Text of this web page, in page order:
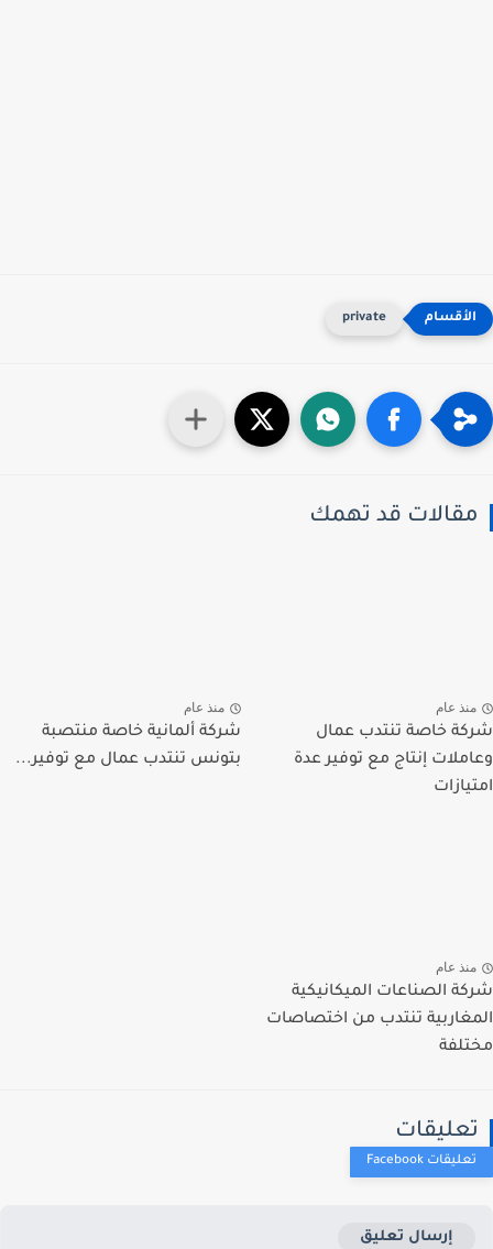
private
قد تهمك
عام
خاصة تنتدب عمال
إنتاج مع توفير عدة
منذ عام
شركة ألمانية خاصة منتصبة
بتونس تنتدب عمال مع توفير...
عام
الصناعات الميكانيكية
تنتدب من اختصاصات
إرسال تعليق